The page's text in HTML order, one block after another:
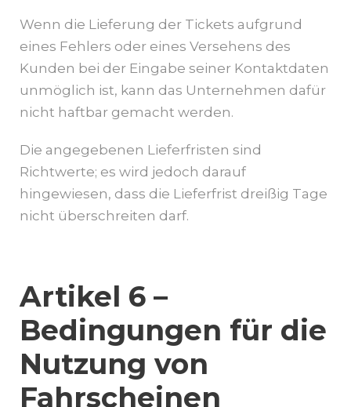
Wenn die Lieferung der Tickets aufgrund
eines Fehlers oder eines Versehens des
Kunden bei der Eingabe seiner Kontaktdaten
unmöglich ist, kann das Unternehmen dafür
nicht haftbar gemacht werden.
Die angegebenen Lieferfristen sind
Richtwerte; es wird jedoch darauf
hingewiesen, dass die Lieferfrist dreißig Tage
nicht überschreiten darf.
Artikel 6 –
Bedingungen für die
Nutzung von
Fahrscheinen